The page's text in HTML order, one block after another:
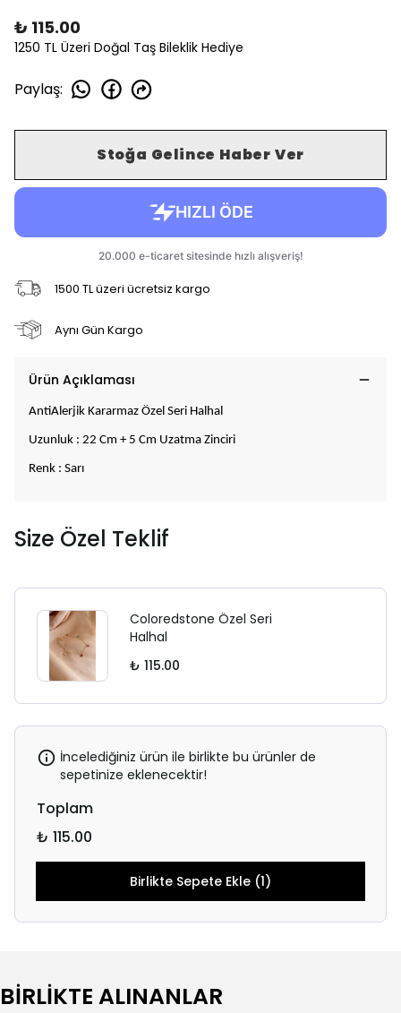
₺ 115.00
1250 TL Üzeri Doğal Taş Bileklik Hediye
Paylaş:
Stoğa Gelince Haber Ver
1500 TL üzeri ücretsiz kargo
Aynı Gün Kargo
Ürün Açıklaması
AntiAlerjik Kararmaz Özel Seri Halhal
Uzunluk : 22 Cm + 5 Cm Uzatma Zinciri
Renk : Sarı
Size Özel Teklif
Coloredstone Özel Seri
Halhal
₺ 115.00
İncelediğiniz ürün ile birlikte bu ürünler de
sepetinize eklenecektir!
Toplam
₺ 115.00
Birlikte Sepete Ekle (1)
BİRLİKTE ALINANLAR